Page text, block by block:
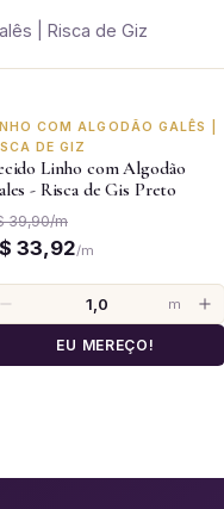
| Risca de Giz
COM ALGODÃO GALÊS |
DE GIZ
Linho com Algodão
- Risca de Gis Preto
39,90/m
33,92/m
m
EU MEREÇO!